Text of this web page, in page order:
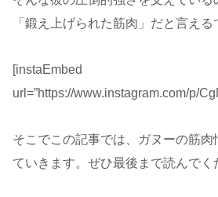
「鍛え上げられた筋肉」だと言える
[instaEmbed
url=”https://www.instagram.com/p/
そこでこの記事では、ガヌーの筋肉
ていきます。ぜひ最後まで読んでく